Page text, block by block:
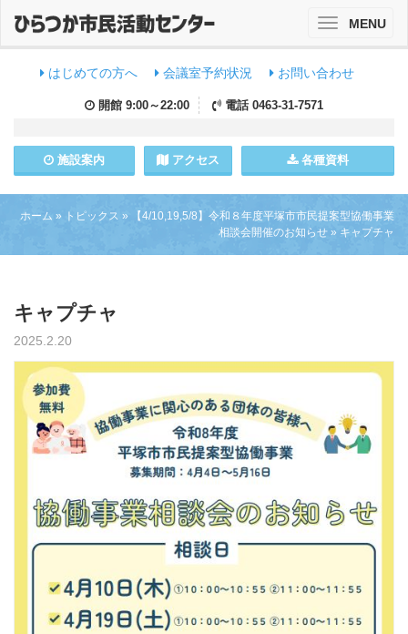
はじめての方へ 会議室予約状況 お問い合わせ
開館 9:00～22:00 電話 0463-31-7571
施設案内 アクセス 各種資料
ToggleMENU
ホーム » トピックス »
【4/10,19,5/8】令和８年度平塚市市民提案型協働事業
相談会開催のお知らせ » キャプチャ
キャプチャ
2025.2.20